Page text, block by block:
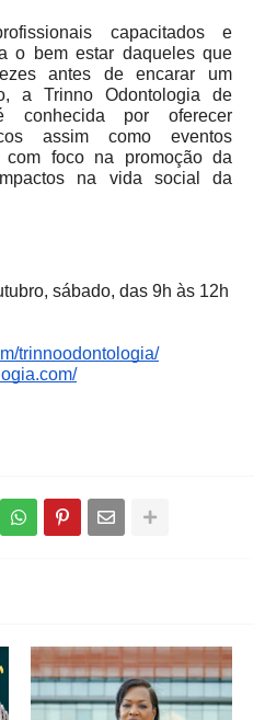
capacitados e
o bem estar daqueles que
antes de encarar um
a Trinno Odontologia de
conhecida por oferecer
assim como eventos
com foco na promoção da
na vida social da
sábado, das 9h às 12h
trinnoodontologia/